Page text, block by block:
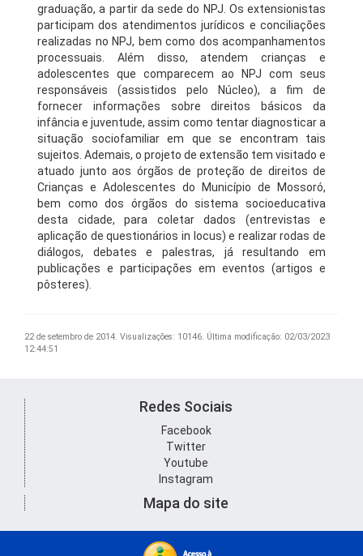
graduação, a partir da sede do NPJ. Os extensionistas
participam dos atendimentos jurídicos e conciliações
realizadas no NPJ, bem como dos acompanhamentos
processuais. Além disso, atendem crianças e
adolescentes que comparecem ao NPJ com seus
responsáveis (assistidos pelo Núcleo), a fim de
fornecer informações sobre direitos básicos da
infância e juventude, assim como tentar diagnosticar a
situação sociofamiliar em que se encontram tais
sujeitos. Ademais, o projeto de extensão tem visitado e
atuado junto aos órgãos de proteção de direitos de
Crianças e Adolescentes do Município de Mossoró,
bem como dos órgãos do sistema socioeducativa
desta cidade, para coletar dados (entrevistas e
aplicação de questionários in locus) e realizar rodas de
diálogos, debates e palestras, já resultando em
publicações e participações em eventos (artigos e
pôsteres).
22 de setembro de 2014. Visualizações: 10146. Última modificação: 02/03/2023
12:44:51
Redes Sociais
Facebook
Twitter
Youtube
Instagram
Mapa do site